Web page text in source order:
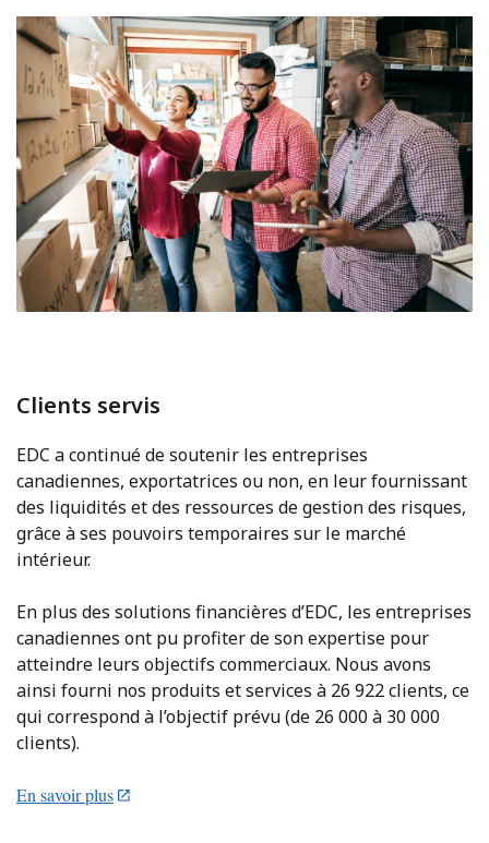
Clients servis
EDC a continué de soutenir les entreprises
canadiennes, exportatrices ou non, en leur fournissant
des liquidités et des ressources de gestion des risques,
grâce à ses pouvoirs temporaires sur le marché
intérieur.
En plus des solutions financières d’EDC, les entreprises
canadiennes ont pu profiter de son expertise pour
atteindre leurs objectifs commerciaux. Nous avons
ainsi fourni nos produits et services à 26 922 clients, ce
qui correspond à l’objectif prévu (de 26 000 à 30 000
clients).
En savoir plus